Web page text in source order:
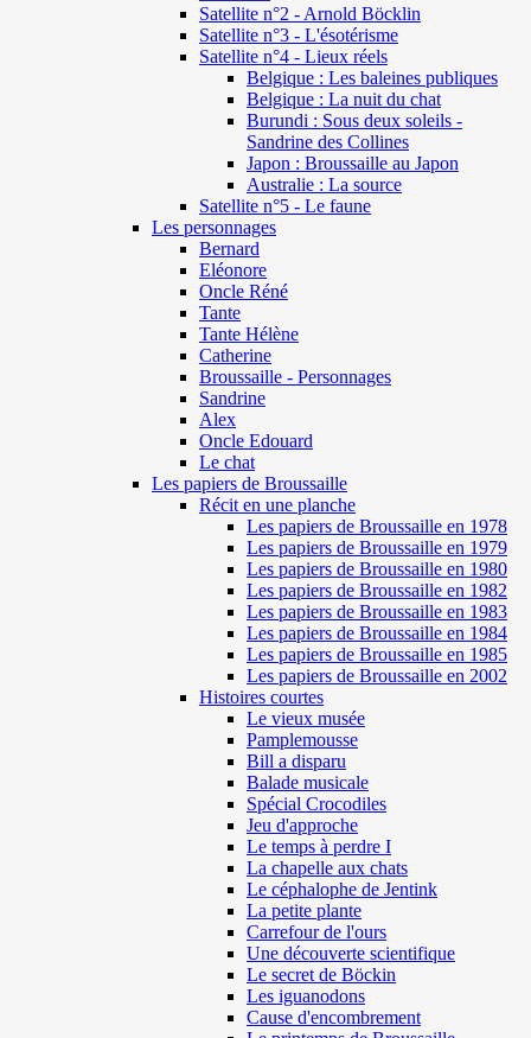
Satellite n°2 - Arnold Böcklin
Satellite n°3 - L'ésotérisme
Satellite n°4 - Lieux réels
Belgique : Les baleines publiques
Belgique : La nuit du chat
Burundi : Sous deux soleils -
Sandrine des Collines
Japon : Broussaille au Japon
Australie : La source
Satellite n°5 - Le faune
Les personnages
Bernard
Eléonore
Oncle Réné
Tante
Tante Hélène
Catherine
Broussaille - Personnages
Sandrine
Alex
Oncle Edouard
Le chat
Les papiers de Broussaille
Récit en une planche
Les papiers de Broussaille en 1978
Les papiers de Broussaille en 1979
Les papiers de Broussaille en 1980
Les papiers de Broussaille en 1982
Les papiers de Broussaille en 1983
Les papiers de Broussaille en 1984
Les papiers de Broussaille en 1985
Les papiers de Broussaille en 2002
Histoires courtes
Le vieux musée
Pamplemousse
Bill a disparu
Balade musicale
Spécial Crocodiles
Jeu d'approche
Le temps à perdre I
La chapelle aux chats
Le céphalophe de Jentink
La petite plante
Carrefour de l'ours
Une découverte scientifique
Le secret de Böckin
Les iguanodons
Cause d'encombrement